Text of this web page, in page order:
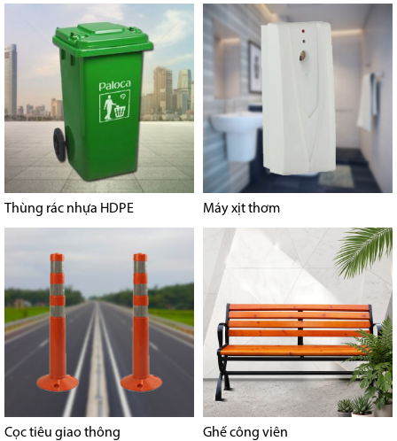
Thùng rác nhựa HDPE Máy xịt thơm
Cọc tiêu giao thông Ghế công viên